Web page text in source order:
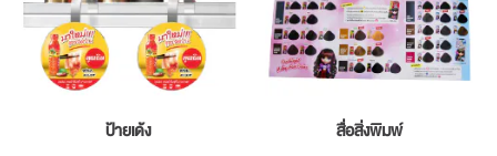
ป้ายเด้ง สื่อสิ่งพิมพ์